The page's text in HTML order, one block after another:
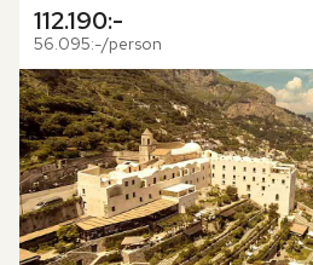
112.190:-
56.095:-/person